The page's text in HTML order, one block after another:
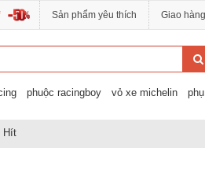
Sản phẩm yêu thích Giao hàng
phuộc racingboy vỏ xe michelin
Hít